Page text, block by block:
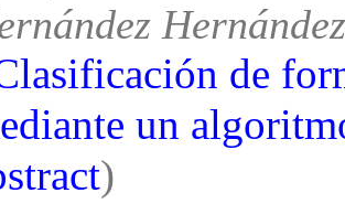
Hernández
de
un
)